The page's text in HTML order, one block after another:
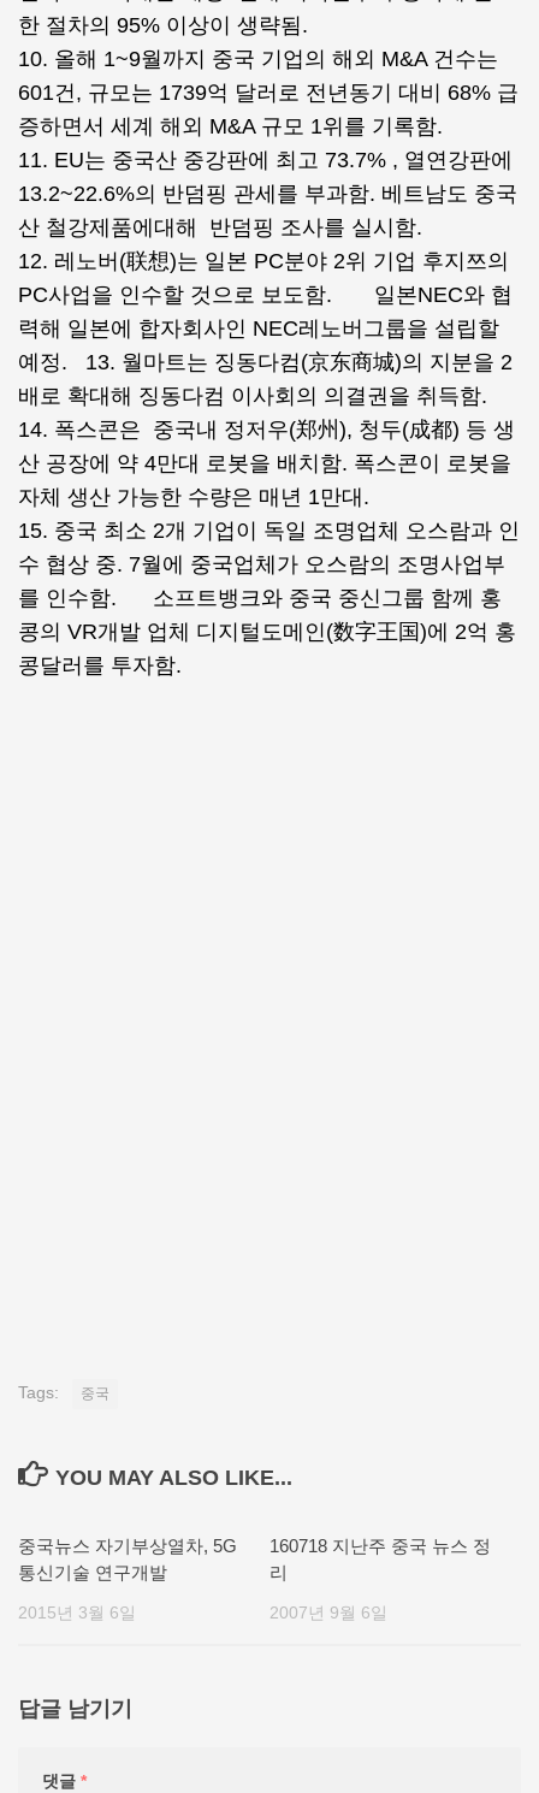
한 절차의 95% 이상이 생략됨.
10. 올해 1~9월까지 중국 기업의 해외 M&A 건수는
601건, 규모는 1739억 달러로 전년동기 대비 68% 급
증하면서 세계 해외 M&A 규모 1위를 기록함.
11. EU는 중국산 중강판에 최고 73.7% , 열연강판에
13.2~22.6%의 반덤핑 관세를 부과함. 베트남도 중국
산 철강제품에대해 반덤핑 조사를 실시함.
12. 레노버(联想)는 일본 PC분야 2위 기업 후지쯔의
PC사업을 인수할 것으로 보도함. 일본NEC와 협
력해 일본에 합자회사인 NEC레노버그룹을 설립할
예정. 13. 월마트는 징동다컴(京东商城)의 지분을 2
배로 확대해 징동다컴 이사회의 의결권을 취득함.
14. 폭스콘은 중국내 정저우(郑州), 청두(成都) 등 생
산 공장에 약 4만대 로봇을 배치함. 폭스콘이 로봇을
자체 생산 가능한 수량은 매년 1만대.
15. 중국 최소 2개 기업이 독일 조명업체 오스람과 인
수 협상 중. 7월에 중국업체가 오스람의 조명사업부
를 인수함. 소프트뱅크와 중국 중신그룹 함께 홍
콩의 VR개발 업체 디지털도메인(数字王国)에 2억 홍
콩달러를 투자함.
Tags: 중국
YOU MAY ALSO LIKE...
중국뉴스 자기부상열차, 5G
통신기술 연구개발
2015년 3월 6일
160718 지난주 중국 뉴스 정
리
2007년 9월 6일
답글 남기기
댓글 *